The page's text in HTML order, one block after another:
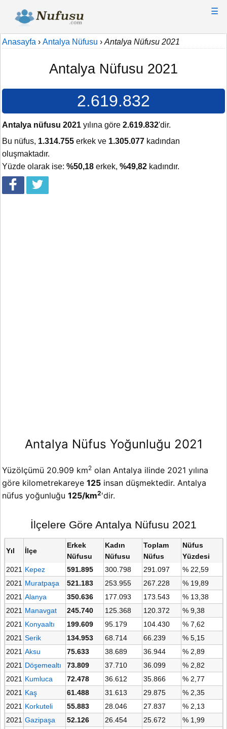
☰
Anasayfa › Antalya Nüfusu › Antalya Nüfusu 2021
Antalya Nüfusu 2021
2.619.832
Antalya nüfusu 2021 yılına göre 2.619.832'dir.
Bu nüfus, 1.314.755 erkek ve 1.305.077 kadından
oluşmaktadır.
Yüzde olarak ise: %50,18 erkek, %49,82 kadındır.
Antalya Nüfus Yoğunluğu 2021
Yüzölçümü 20.909 km2 olan Antalya ilinde 2021 yılına
göre kilometrekareye 125 insan düşmektedir. Antalya
nüfus yoğunluğu 125/km2'dir.
İlçelere Göre Antalya Nüfusu 2021
Yıl İlçe
Erkek
Nüfusu
Kadın
Nüfusu
Toplam
Nüfus
Nüfus
Yüzdesi
2021 Kepez 591.895 300.798 291.097
% 22,59
2021 Muratpaşa 521.183 253.955 267.228
% 19,89
2021 Alanya 350.636 177.093 173.543
% 13,38
2021 Manavgat 245.740 125.368 120.372
% 9,38
2021 Konyaaltı 199.609 95.179 104.430
% 7,62
2021 Serik 134.953 68.714 66.239
% 5,15
2021 Aksu 75.633 38.689 36.944
% 2,89
2021 Döşemealtı 73.809 37.710 36.099
% 2,82
2021 Kumluca 72.478 36.612 35.866
% 2,77
2021 Kaş 61.488 31.613 29.875
% 2,35
2021 Korkuteli 55.883 28.046 27.837
% 2,13
2021 Gazipaşa 52.126 26.454 25.672
% 1,99